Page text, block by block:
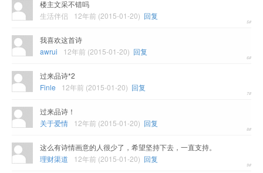
楼主文采不错吗
生活伴侣
12年前 (2015-01-20) 回复
我喜欢这首诗
awrui
12年前 (2015-01-20) 回复
过来品诗*2
Finle
12年前 (2015-01-20) 回复
过来品诗！
关于爱情
12年前 (2015-01-20) 回复
这么有诗情画意的人很少了，希望坚持下去，一直支持。
理财渠道
12年前 (2015-01-20) 回复